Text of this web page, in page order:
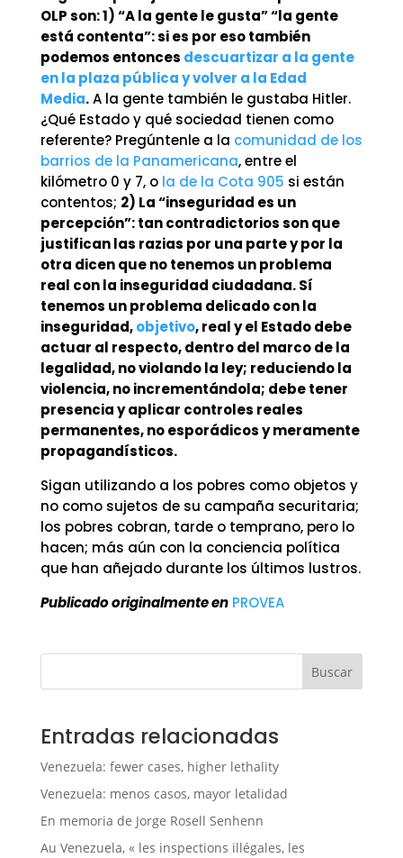
OLP son: 1) “A la gente le gusta” “la gente
está contenta”: si es por eso también
podemos entonces descuartizar a la gente
en la plaza pública y volver a la Edad
Media.A la gente también le gustaba Hitler.
¿Qué Estado y qué sociedad tienen como
referente? Pregúntenle a la comunidad de los
barrios de la Panamericana, entre el
kilómetro 0 y 7, o la de la Cota 905 si están
contentos; 2) La “inseguridad es un
percepción”: tan contradictorios son que
justifican las razias por una parte y por la
otra dicen que no tenemos un problema
real con la inseguridad ciudadana. Sí
tenemos un problema delicado con la
inseguridad,objetivo, real y el Estado debe
actuar al respecto, dentro del marco de la
legalidad, no violando la ley; reduciendo la
violencia, no incrementándola; debe tener
presencia y aplicar controles reales
permanentes, no esporádicos y meramente
propagandísticos.
Sigan utilizando a los pobres como objetos y
no como sujetos de su campaña securitaria;
los pobres cobran, tarde o temprano, pero lo
hacen; más aún con la conciencia política
que han añejado durante los últimos lustros.
Publicado originalmente en PROVEA
Buscar
Entradas relacionadas
Venezuela: fewer cases, higher lethality
Venezuela: menos casos, mayor letalidad
En memoria de Jorge Rosell Senhenn
Au Venezuela, « les inspections illégales, les